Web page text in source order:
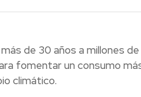
de 30 años a millones
fomentar un consumo
climático.